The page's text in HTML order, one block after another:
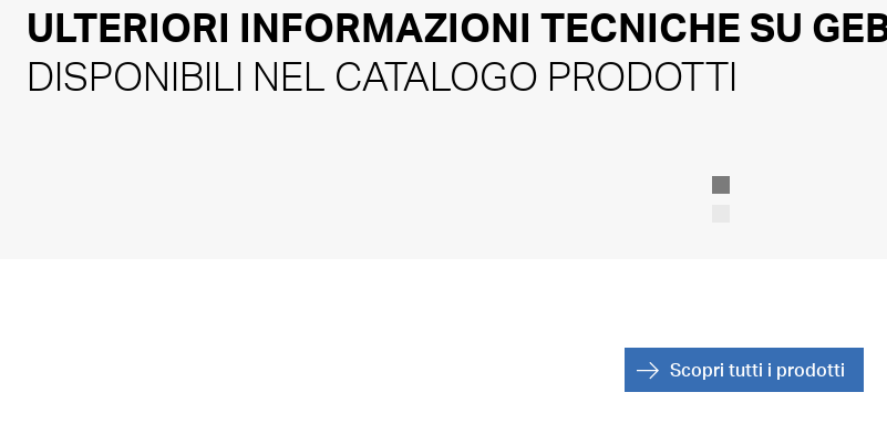
ULTERIORI INFORMAZIONI TECNICHE SU
DISPONIBILI NEL CATALOGO PRODOTTI
Scopri tutti i prodotti